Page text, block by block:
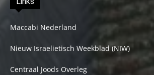
Maccabi Nederland
Nieuw Israelietisch Weekblad (NIW)
Centraal Joods Overleg